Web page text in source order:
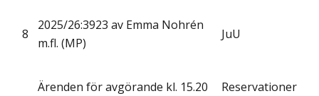
8
2025/26:3923 av Emma Nohrén
m.fl. (MP)
JuU
Ärenden för avgörande kl. 15.20 Reservationer